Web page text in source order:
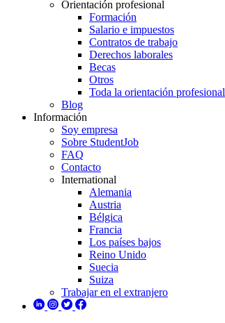
Orientación profesional
Formación
Salario e impuestos
Contratos de trabajo
Derechos laborales
Becas
Otros
Toda la orientación profesional
Blog
Información
Soy empresa
Sobre StudentJob
FAQ
Contacto
International
Alemania
Austria
Bélgica
Francia
Los países bajos
Reino Unido
Suecia
Suiza
Trabajar en el extranjero